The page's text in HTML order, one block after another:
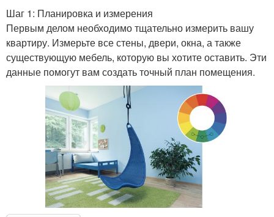
Шаг 1: Планировка и измерения
Первым делом необходимо тщательно измерить вашу
квартиру. Измерьте все стены, двери, окна, а также
существующую мебель, которую вы хотите оставить. Эти
данные помогут вам создать точный план помещения.